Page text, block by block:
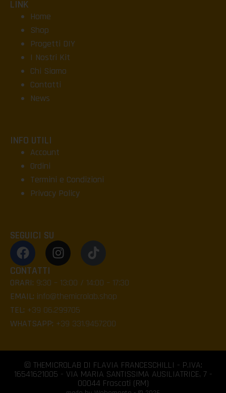
LINK
Home
Shop
Progetti DIY
I Nostri Kit
Chi Siamo
Contatti
News
INFO UTILI
Account
Ordini
Termini e Condizioni
Privacy Policy
SEGUICI SU
CONTATTI
ORARI: 9:30 – 13:00 / 14:00 – 17:30
EMAIL: info@themicrolab.shop
TEL: +39 06.299705
WHATSAPP: +39 331.9457200
© THEMICROLAB DI FLAVIA FRANCESCHILLI - P.IVA:
16541621005 - VIA MARIA SANTISSIMA AUSILIATRICE, 7 -
00044 Frascati (RM)